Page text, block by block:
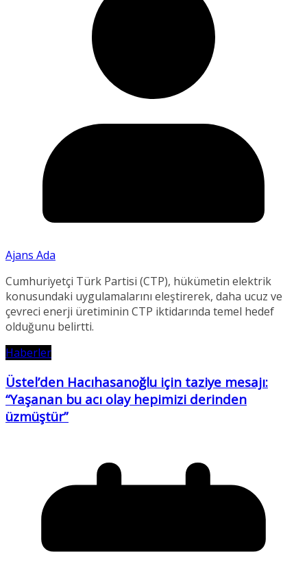
Ajans Ada
Cumhuriyetçi Türk Partisi (CTP), hükümetin elektrik
konusundaki uygulamalarını eleştirerek, daha ucuz ve
çevreci enerji üretiminin CTP iktidarında temel hedef
olduğunu belirtti.
Haberler
Üstel’den Hacıhasanoğlu için taziye mesajı:
“Yaşanan bu acı olay hepimizi derinden
üzmüştür”